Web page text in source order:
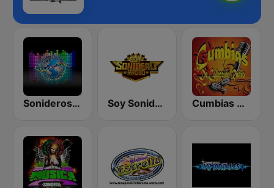
Sonideros Cumbiamberos Soy Sonidero Radio Cumbias De Colección